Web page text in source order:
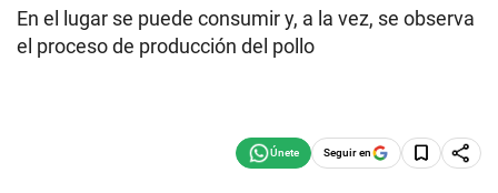
En el lugar se puede consumir y, a la vez, se observa
el proceso de producción del pollo
Seguir en